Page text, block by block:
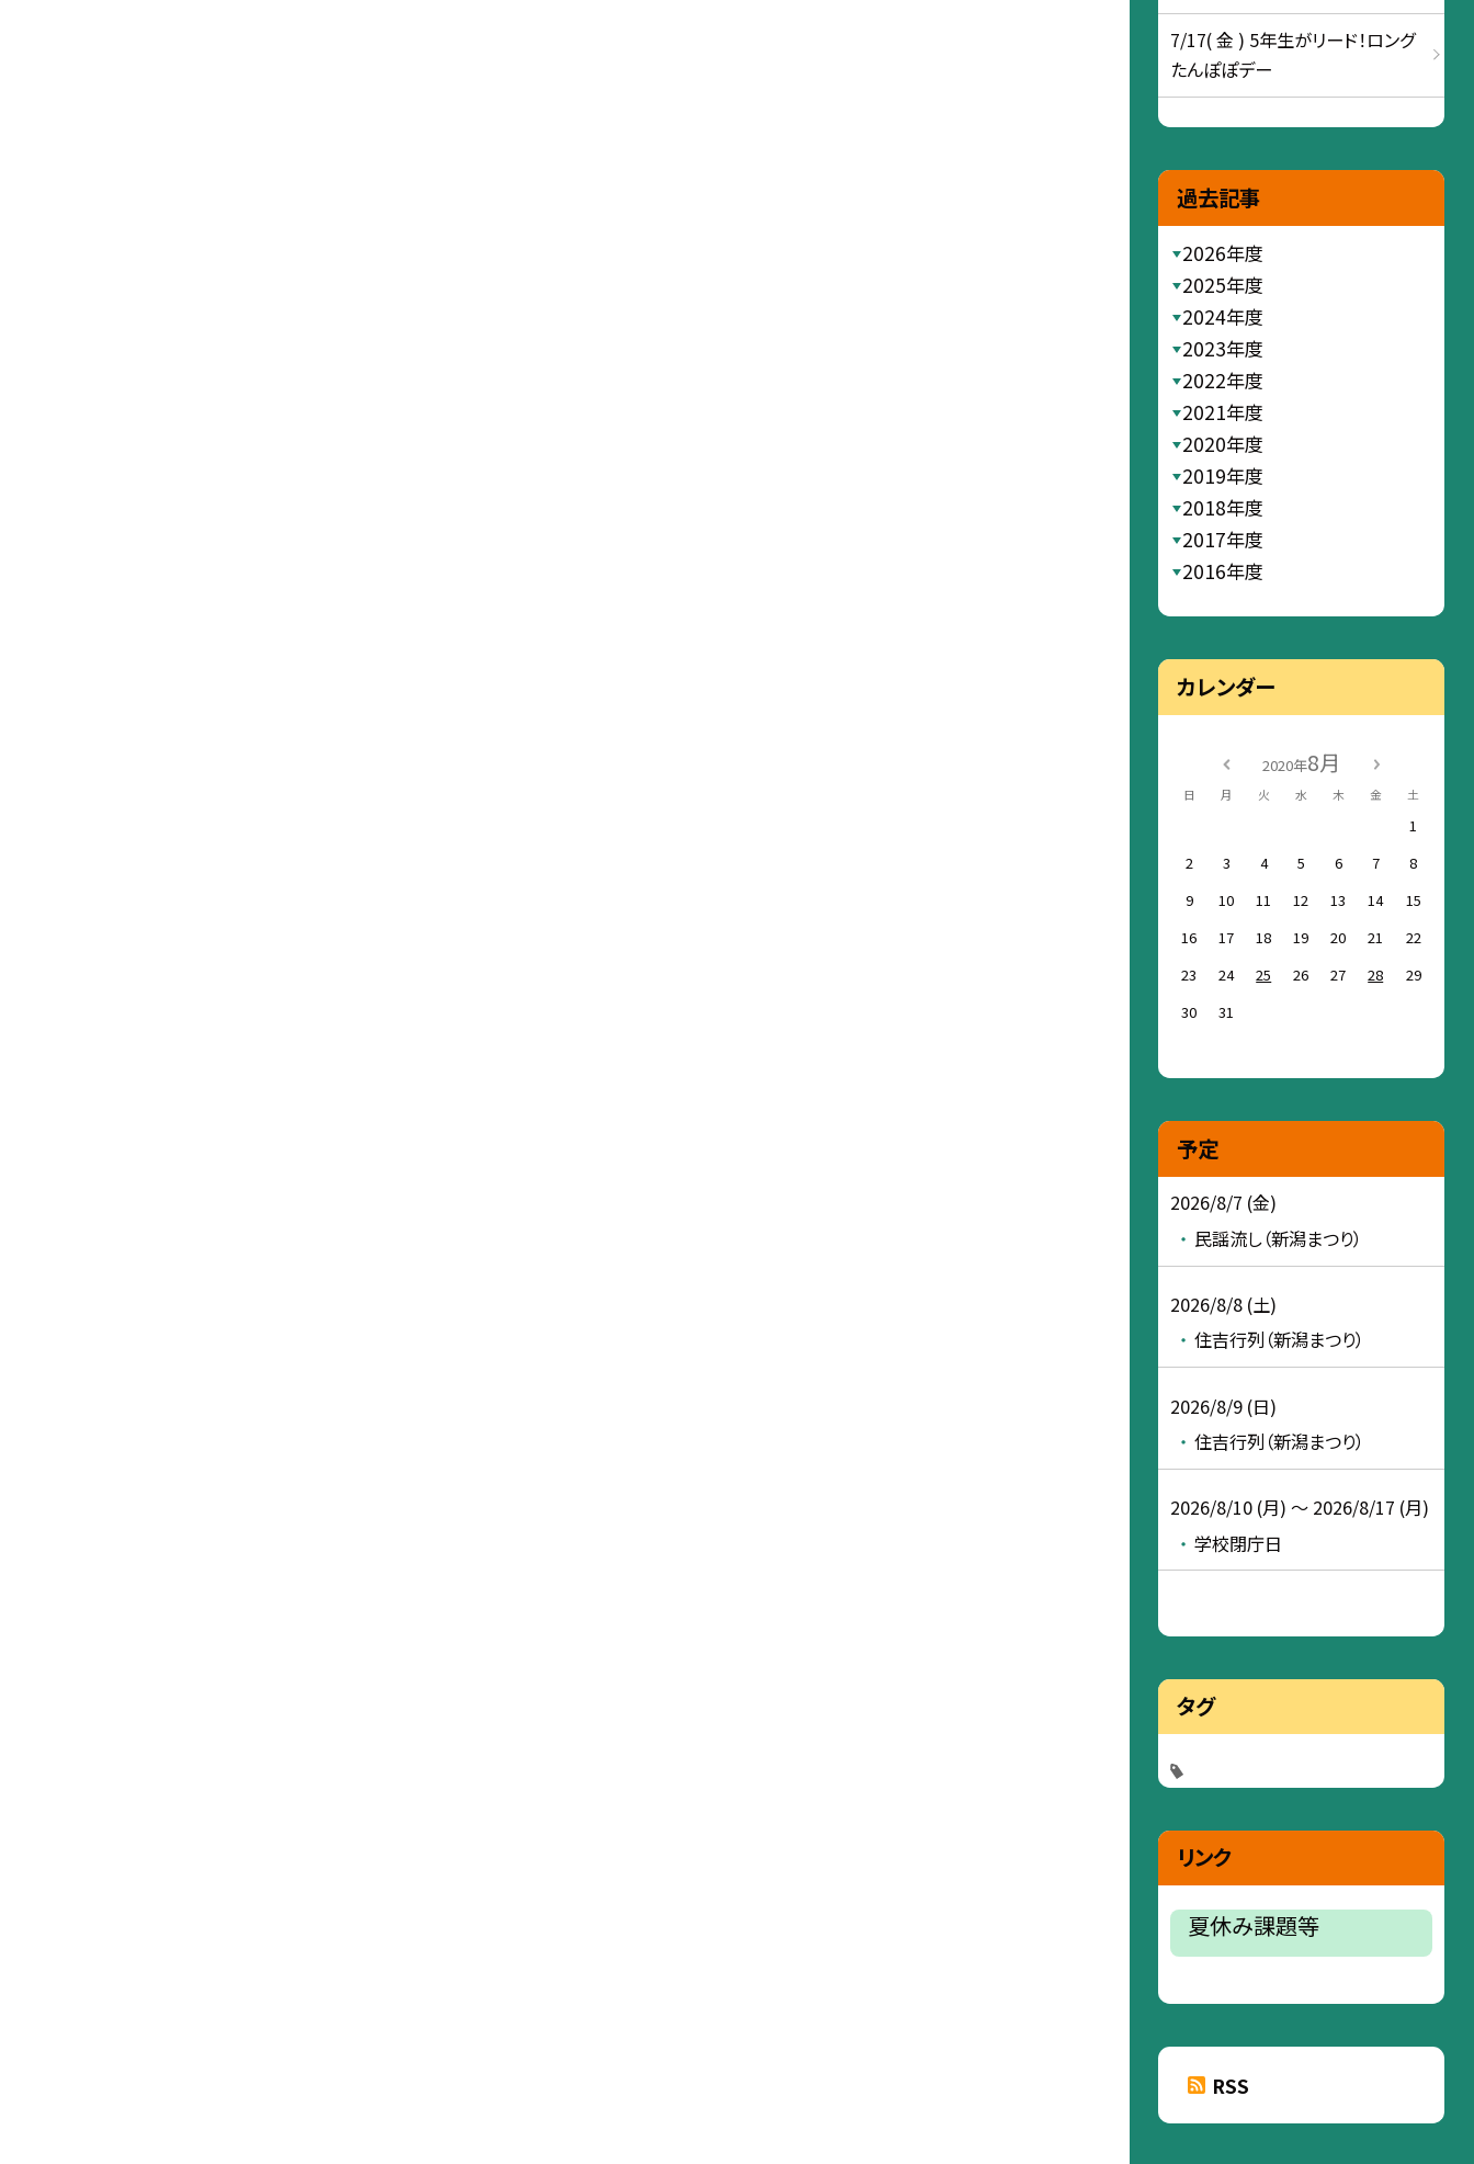
7/17( 金 ) 5年生がリード！ロング
たんぽぽデー
過去記事
2026年度
2025年度
2024年度
2023年度
2022年度
2021年度
2020年度
2019年度
2018年度
2017年度
2016年度
カレンダー
2020年8月
日 月 火 水 木 金 土
1
2
3 4 5 6 7
8
9
10 11 12 13 14
15
16
17 18 19 20 21
22
23
24 25 26 27 28
29
30
31
予定
2026/8/7 (金)
民謡流し（新潟まつり）
2026/8/8 (土)
住吉行列（新潟まつり）
2026/8/9 (日)
住吉行列（新潟まつり）
2026/8/10 (月) ～ 2026/8/17 (月)
学校閉庁日
タグ
リンク
夏休み課題等
RSS